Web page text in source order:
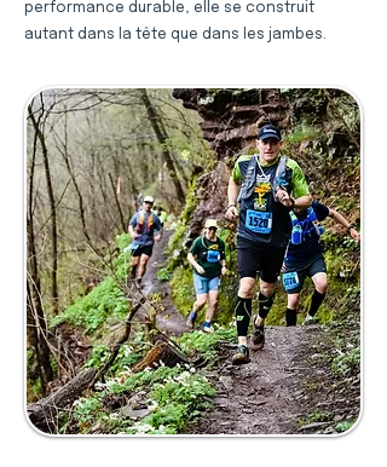
performance durable, elle se construit
autant dans la tête que dans les jambes.